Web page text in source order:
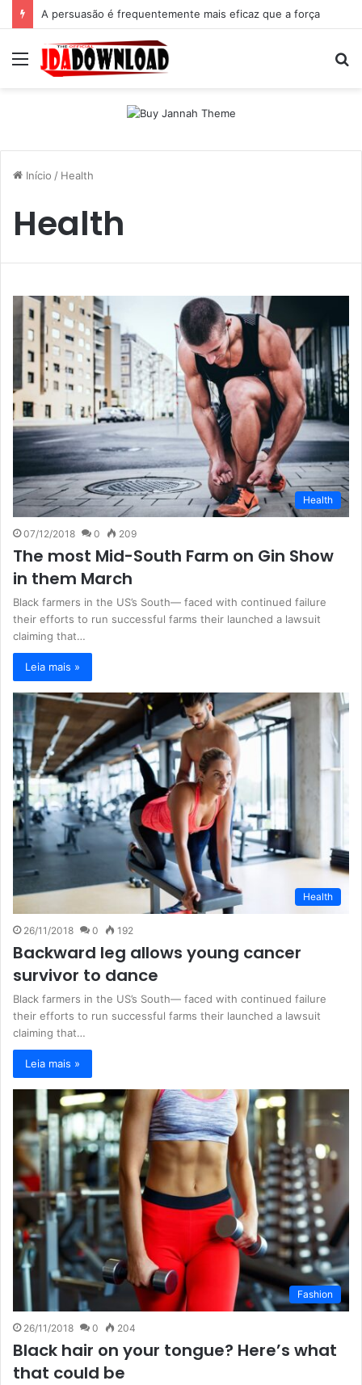
A persuasão é frequentemente mais eficaz que a força
Menu
Início / Health
Health
Health
07/12/2018 0 209
The most Mid-South Farm on Gin Show
in them March
Black farmers in the US’s South— faced with continued failure
their efforts to run successful farms their launched a lawsuit
claiming that…
Leia mais »
Health
26/11/2018 0 192
Backward leg allows young cancer
survivor to dance
Black farmers in the US’s South— faced with continued failure
their efforts to run successful farms their launched a lawsuit
claiming that…
Leia mais »
Fashion
26/11/2018 0 204
Black hair on your tongue? Here’s what
that could be